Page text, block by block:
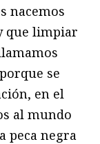
nacemos
que limpiar
se
en el
al mundo
peca negra